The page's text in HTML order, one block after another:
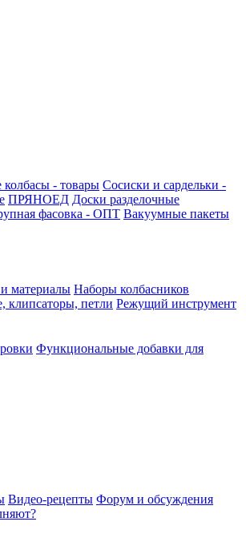
- товары Сосиски и сардельки -
ПРЯНОЕД Доски разделочные
фасовка - ОПТ Вакуумные пакеты
материалы Наборы колбасников
клипсаторы, петли Режущий инструмент
Функциональные добавки для
Видео-рецепты Форум и обсуждения